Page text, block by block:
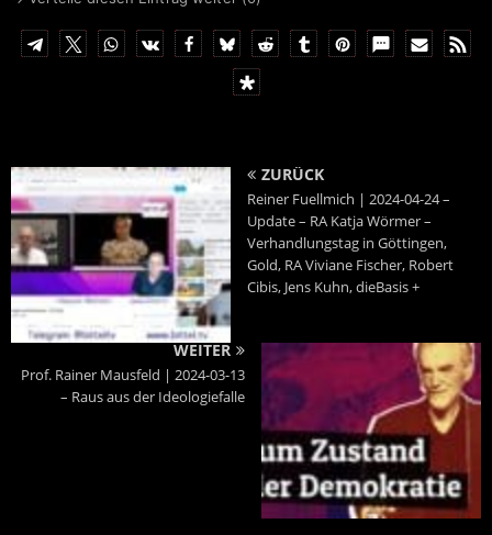
ZURÜCK
Reiner Fuellmich | 2024-04-24 –
Update – RA Katja Wörmer –
Verhandlungstag in Göttingen,
Gold, RA Viviane Fischer, Robert
Cibis, Jens Kuhn, dieBasis +
WEITER
Prof. Rainer Mausfeld | 2024-03-13
– Raus aus der Ideologiefalle